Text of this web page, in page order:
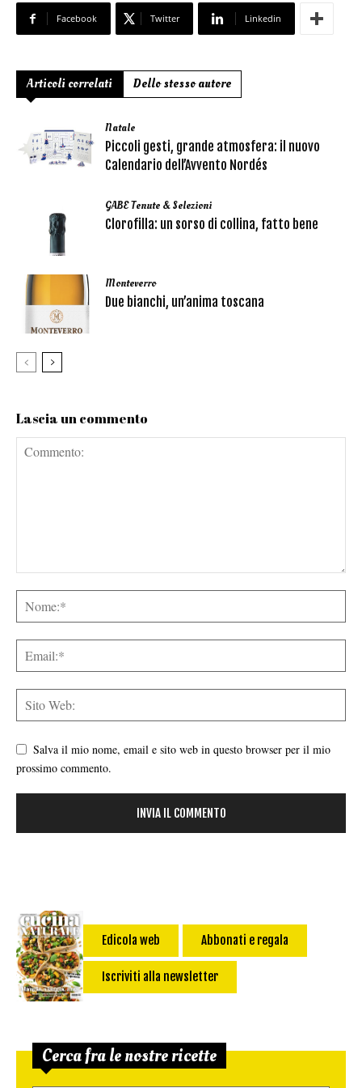
Facebook Twitter Linkedin
Articoli correlati Dello stesso autore
Natale
Piccoli gesti, grande atmosfera: il nuovo
Calendario dell’Avvento Nordés
GABE Tenute & Selezioni
Clorofilla: un sorso di collina, fatto bene
Monteverro
Due bianchi, un’anima toscana
Lascia un commento
Salva il mio nome, email e sito web in questo browser per il mio
prossimo commento.
Edicola web Abbonati e regala
Iscriviti alla newsletter
Cerca fra le nostre ricette